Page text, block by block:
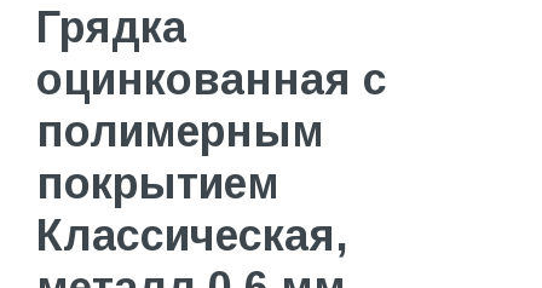
Грядка
оцинкованная с
полимерным
покрытием
Классическая,